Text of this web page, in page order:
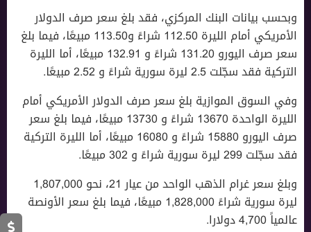
وبحسب بيانات البنك المركزي، فقد بلغ سعر صرف الدولار
الأمريكي أمام الليرة 112.50 شراءً و113.50 مبيعًا، فيما بلغ
سعر صرف اليورو 131.20 شراءً و 132.91 مبيعًا، أما الليرة
التركية فقد سجّلت 2.5 ليرة سورية شراءً و 2.52 مبيعًا.
وفي السوق الموازية بلغ سعر صرف الدولار الأمريكي أمام
الليرة الواحدة 13670 شراءً و 13730 مبيعًا، فيما بلغ سعر
صرف اليورو 15880 شراءً و 16080 مبيعًا، أما الليرة التركية
فقد سجّلت 299 ليرة سورية شراءً و 302 مبيعًا.
وبلغ سعر غرام الذهب الواحد من عيار 21، نحو 1,807,000
ليرة سورية شراءً 1,828,000 مبيعًا، فيما بلغ سعر الأونصة
عالمياً 4,700 دولارا.